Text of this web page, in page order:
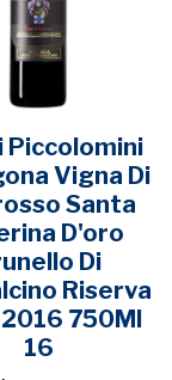
Piccolomini
Vigna Di
Santa
D'oro
Di
Riserva
750Ml
16